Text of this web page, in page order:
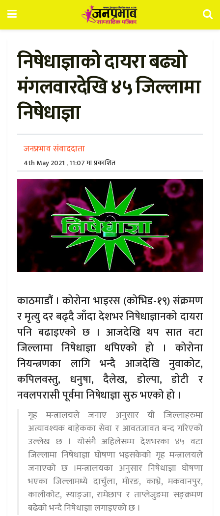
निषेधाज्ञाको दायरा बढ्यो
मंगलवारदेखि ४५ जिल्लामा
निषेधाज्ञा
जनप्रभाव संवाददाता
4th May 2021 , 11:07 मा प्रकाशित
काठमाडौं । कोरोना भाइरस (कोभिड-१९) संक्रमण
र मृत्यु दर बढ्दै जाँदा देशभर निषेधाज्ञानको दायरा
पनि बढाइएको छ । आजदेखि थप सात वटा
जिल्लामा निषेधाज्ञा थपिएको हो । कोरोना
नियन्त्रणका लागि भन्दै आजदेखि नुवाकोट,
कपिलवस्तु, धनुषा, दैलेख, डोल्पा, डोटी र
नवलपरासी पूर्वमा निषेधाज्ञा सुरु भएको हो ।
गृह मन्त्रालयले जनाए अनुसार यी जिल्लाहरुमा
अत्यावश्यक बाहेकका सेवा र आवतजावत बन्द गरिएको
उल्लेख छ । योसंगै अहिलेसम्म देशभरका ४५ वटा
जिल्लामा निषेधाज्ञा घोषणा भइसकेको गृह मन्त्रालयले
जनाएको छ ।मन्त्रालयका अनुसार निषेधाज्ञा घोषणा
भएका जिल्लामध्ये दार्चुला, मोरङ, काभ्रे, मकवानपुर,
कालीकोट, स्याङ्जा, रामेछाप र ताप्लेजुङमा सङ्क्रमण
बढेको भन्दै निषेधाज्ञा लगाइएको छ ।